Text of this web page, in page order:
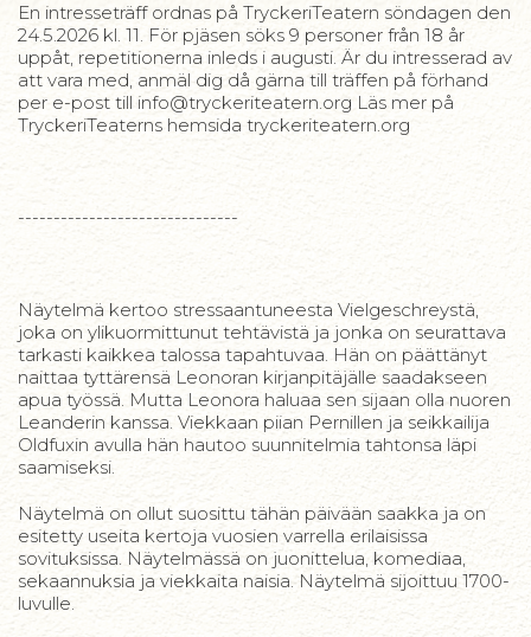
En intresseträff ordnas på TryckeriTeatern söndagen den
24.5.2026 kl. 11. För pjäsen söks 9 personer från 18 år
uppåt, repetitionerna inleds i augusti. Är du intresserad av
att vara med, anmäl dig då gärna till träffen på förhand
per e-post till info@tryckeriteatern.org Läs mer på
TryckeriTeaterns hemsida tryckeriteatern.org
-------------------------------
Näytelmä kertoo stressaantuneesta Vielgeschreystä,
joka on ylikuormittunut tehtävistä ja jonka on seurattava
tarkasti kaikkea talossa tapahtuvaa. Hän on päättänyt
naittaa tyttärensä Leonoran kirjanpitäjälle saadakseen
apua työssä. Mutta Leonora haluaa sen sijaan olla nuoren
Leanderin kanssa. Viekkaan piian Pernillen ja seikkailija
Oldfuxin avulla hän hautoo suunnitelmia tahtonsa läpi
saamiseksi.
Näytelmä on ollut suosittu tähän päivään saakka ja on
esitetty useita kertoja vuosien varrella erilaisissa
sovituksissa. Näytelmässä on juonittelua, komediaa,
sekaannuksia ja viekkaita naisia. Näytelmä sijoittuu 1700-
luvulle.